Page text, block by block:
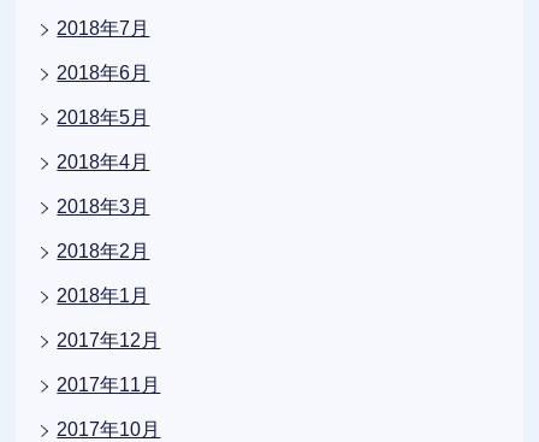
2018年7月
2018年6月
2018年5月
2018年4月
2018年3月
2018年2月
2018年1月
2017年12月
2017年11月
2017年10月